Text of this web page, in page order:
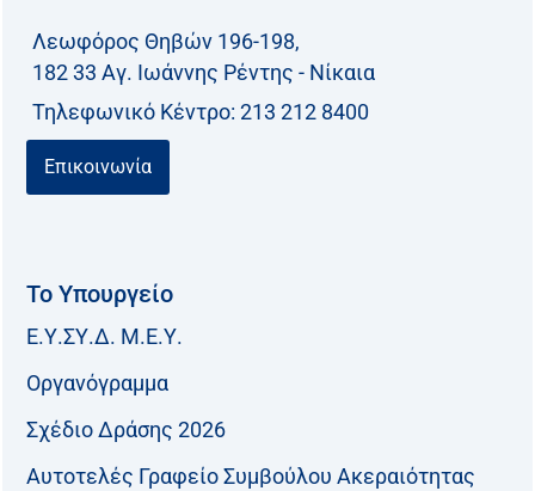
Λεωφόρος Θηβών 196-198,
182 33 Aγ. Ιωάννης Ρέντης - Νίκαια
Τηλεφωνικό Kέντρο: 213 212 8400
Επικοινωνία
Το Υπουργείο
Ε.Υ.ΣΥ.Δ. Μ.Ε.Υ.
Οργανόγραμμα
Σχέδιο Δράσης 2026
Αυτοτελές Γραφείο Συμβούλου Ακεραιότητας